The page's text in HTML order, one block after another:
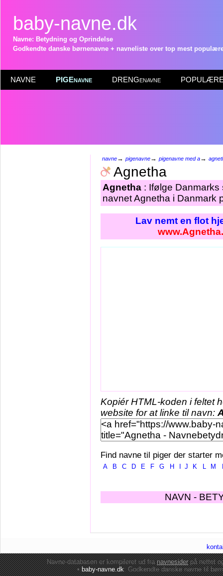
baby-navne.dk
Navne: Betydning og Oprindelse
Godkendte danske børnenavne + navneliste over top mest
NAVNE PIGEnavne DRENGenavne POPULÆRE
navne→ pigenavne→ pigenavne med a→
Agnetha
Agnetha : Ifølge Danmarks
navnet Agnetha i Danmark
Lav nemt en flot
Kopiér HTML-koden i feltet
website for at linke til navn:
Find navne til piger der starter
A B C D E F G H J K L M
NAVN -
Navne-databasen er kompileret ud franavnesiderpå nettet
•baby-navne.dk: Godkendte danskenavne til børn